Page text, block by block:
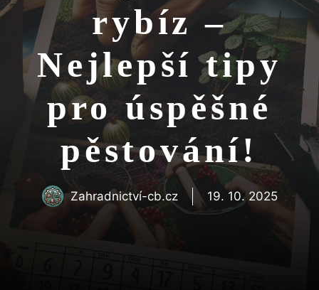
rybíz –
Nejlepší tipy
pro úspěšné
pěstování!
Zahradnictví-cb.cz 19. 10. 2025